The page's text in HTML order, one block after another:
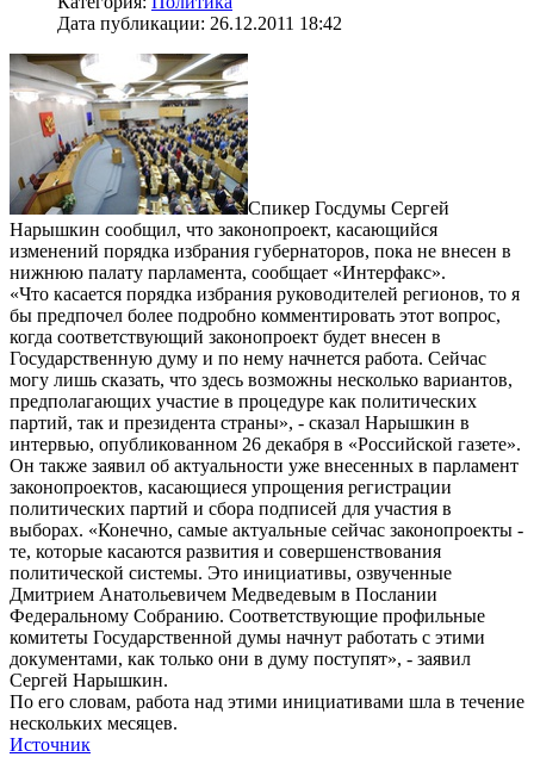
Дата публикации: 26.12.2011 18:42
Спикер Госдумы Сергей
Нарышкин сообщил, что законопроект, касающийся
изменений порядка избрания губернаторов, пока не внесен в
нижнюю палату парламента, сообщает «Интерфакс».
«Что касается порядка избрания руководителей регионов, то я
бы предпочел более подробно комментировать этот вопрос,
когда соответствующий законопроект будет внесен в
Государственную думу и по нему начнется работа. Сейчас
могу лишь сказать, что здесь возможны несколько вариантов,
предполагающих участие в процедуре как политических
партий, так и президента страны», - сказал Нарышкин в
интервью, опубликованном 26 декабря в «Российской газете».
Он также заявил об актуальности уже внесенных в парламент
законопроектов, касающиеся упрощения регистрации
политических партий и сбора подписей для участия в
выборах. «Конечно, самые актуальные сейчас законопроекты -
те, которые касаются развития и совершенствования
политической системы. Это инициативы, озвученные
Дмитрием Анатольевичем Медведевым в Послании
Федеральному Собранию. Соответствующие профильные
комитеты Государственной думы начнут работать с этими
документами, как только они в думу поступят», - заявил
Сергей Нарышкин.
По его словам, работа над этими инициативами шла в течение
нескольких месяцев.
Источник